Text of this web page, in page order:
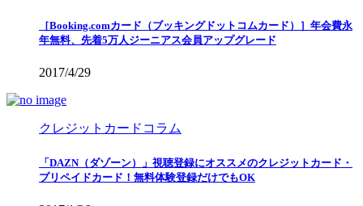
［Booking.comカード（ブッキングドットコムカード）］年会費永
年無料、先着5万人ジーニアス会員アップグレード
2017/4/29
クレジットカードコラム
「DAZN（ダゾーン）」視聴登録にオススメのクレジットカード・
プリペイドカード！無料体験登録だけでもOK